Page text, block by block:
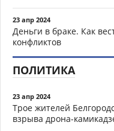
23 апр 2024
Деньги в браке. Как
конфликтов
ПОЛИТИКА
23 апр 2024
Трое жителей
взрыва дрона-